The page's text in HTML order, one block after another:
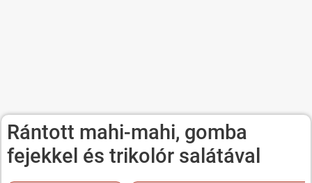
Rántott mahi-mahi, gomba
fejekkel és trikolór salátával